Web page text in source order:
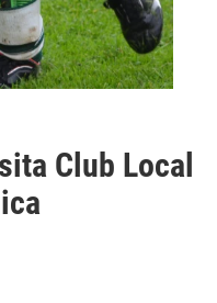
Club Local